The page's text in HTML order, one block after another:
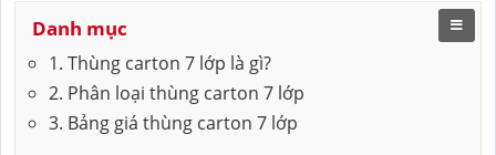
Danh mục
1. Thùng carton 7 lớp là gì?
2. Phân loại thùng carton 7 lớp
3. Bảng giá thùng carton 7 lớp